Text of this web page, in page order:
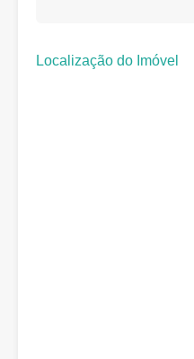
Localização do Imóvel